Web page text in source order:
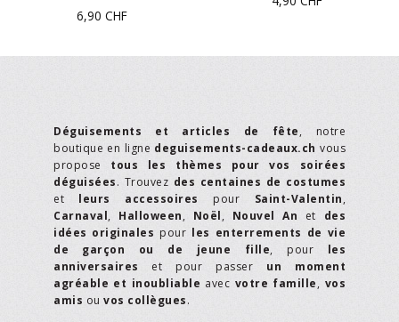
6,90 CHF
Déguisements et articles de fête, notre
boutique en ligne deguisements-cadeaux.ch vous
propose tous les thèmes pour vos soirées
déguisées. Trouvez des centaines de costumes
et leurs accessoires pour Saint-Valentin,
Carnaval, Halloween, Noël, Nouvel An et des
idées originales pour les enterrements de vie
de garçon ou de jeune fille, pour les
anniversaires et pour passer un moment
agréable et inoubliable avec votre famille, vos
amis ou vos collègues.